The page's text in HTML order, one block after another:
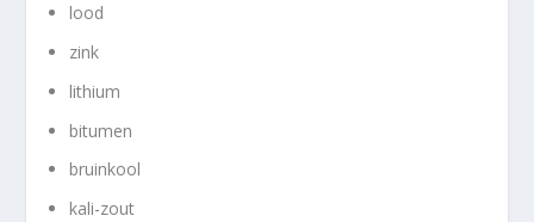
lood
zink
lithium
bitumen
bruinkool
kali-zout